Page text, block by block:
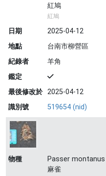
紅鳩
紅鳩
日期
2025-04-12
地點
台南市柳營區
紀錄者
羊角
鑑定
最後修改於 2025-04-12
識別號
519654 (nid)
物種
Passer montanus
麻雀